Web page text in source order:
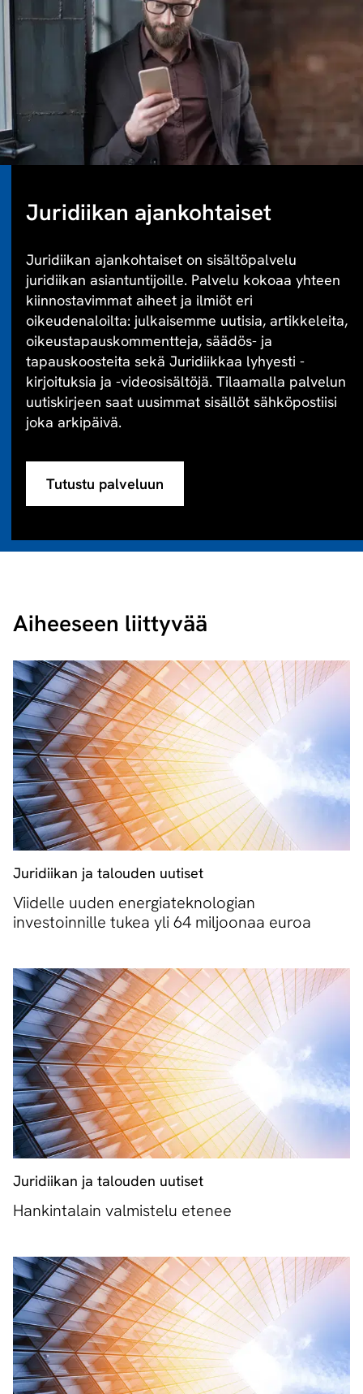
Juridiikan ajankohtaiset
Juridiikan ajankohtaiset on sisältöpalvelu
juridiikan asiantuntijoille. Palvelu kokoaa yhteen
kiinnostavimmat aiheet ja ilmiöt eri
oikeudenaloilta: julkaisemme uutisia, artikkeleita,
oikeustapauskommentteja, säädös- ja
tapauskoosteita sekä Juridiikkaa lyhyesti -
kirjoituksia ja -videosisältöjä. Tilaamalla palvelun
uutiskirjeen saat uusimmat sisällöt sähköpostiisi
joka arkipäivä.
Tutustu palveluun
Aiheeseen liittyvää
Juridiikan ja talouden uutiset
Viidelle uuden energiateknologian
investoinnille tukea yli 64 miljoonaa euroa
Juridiikan ja talouden uutiset
Hankintalain valmistelu etenee